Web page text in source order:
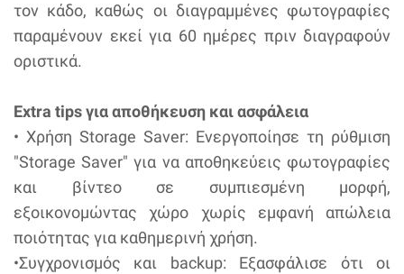
τον κάδο, καθώς οι διαγραμμένες φωτογραφίες
παραμένουν εκεί για 60 ημέρες πριν διαγραφούν
οριστικά.
Extra tips για αποθήκευση και ασφάλεια
• Χρήση Storage Saver: Ενεργοποίησε τη ρύθμιση
"Storage Saver" για να αποθηκεύεις φωτογραφίες
και βίντεο σε συμπιεσμένη μορφή,
εξοικονομώντας χώρο χωρίς εμφανή απώλεια
ποιότητας για καθημερινή χρήση.
•Συγχρονισμός και backup: Εξασφάλισε ότι οι